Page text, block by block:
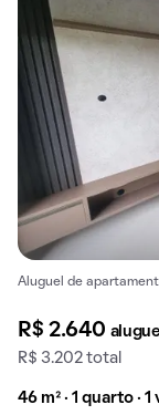
Aluguel de
R$ 2.640 aluguel
R$ 3.202 total
46 m² · 1 quarto · 1